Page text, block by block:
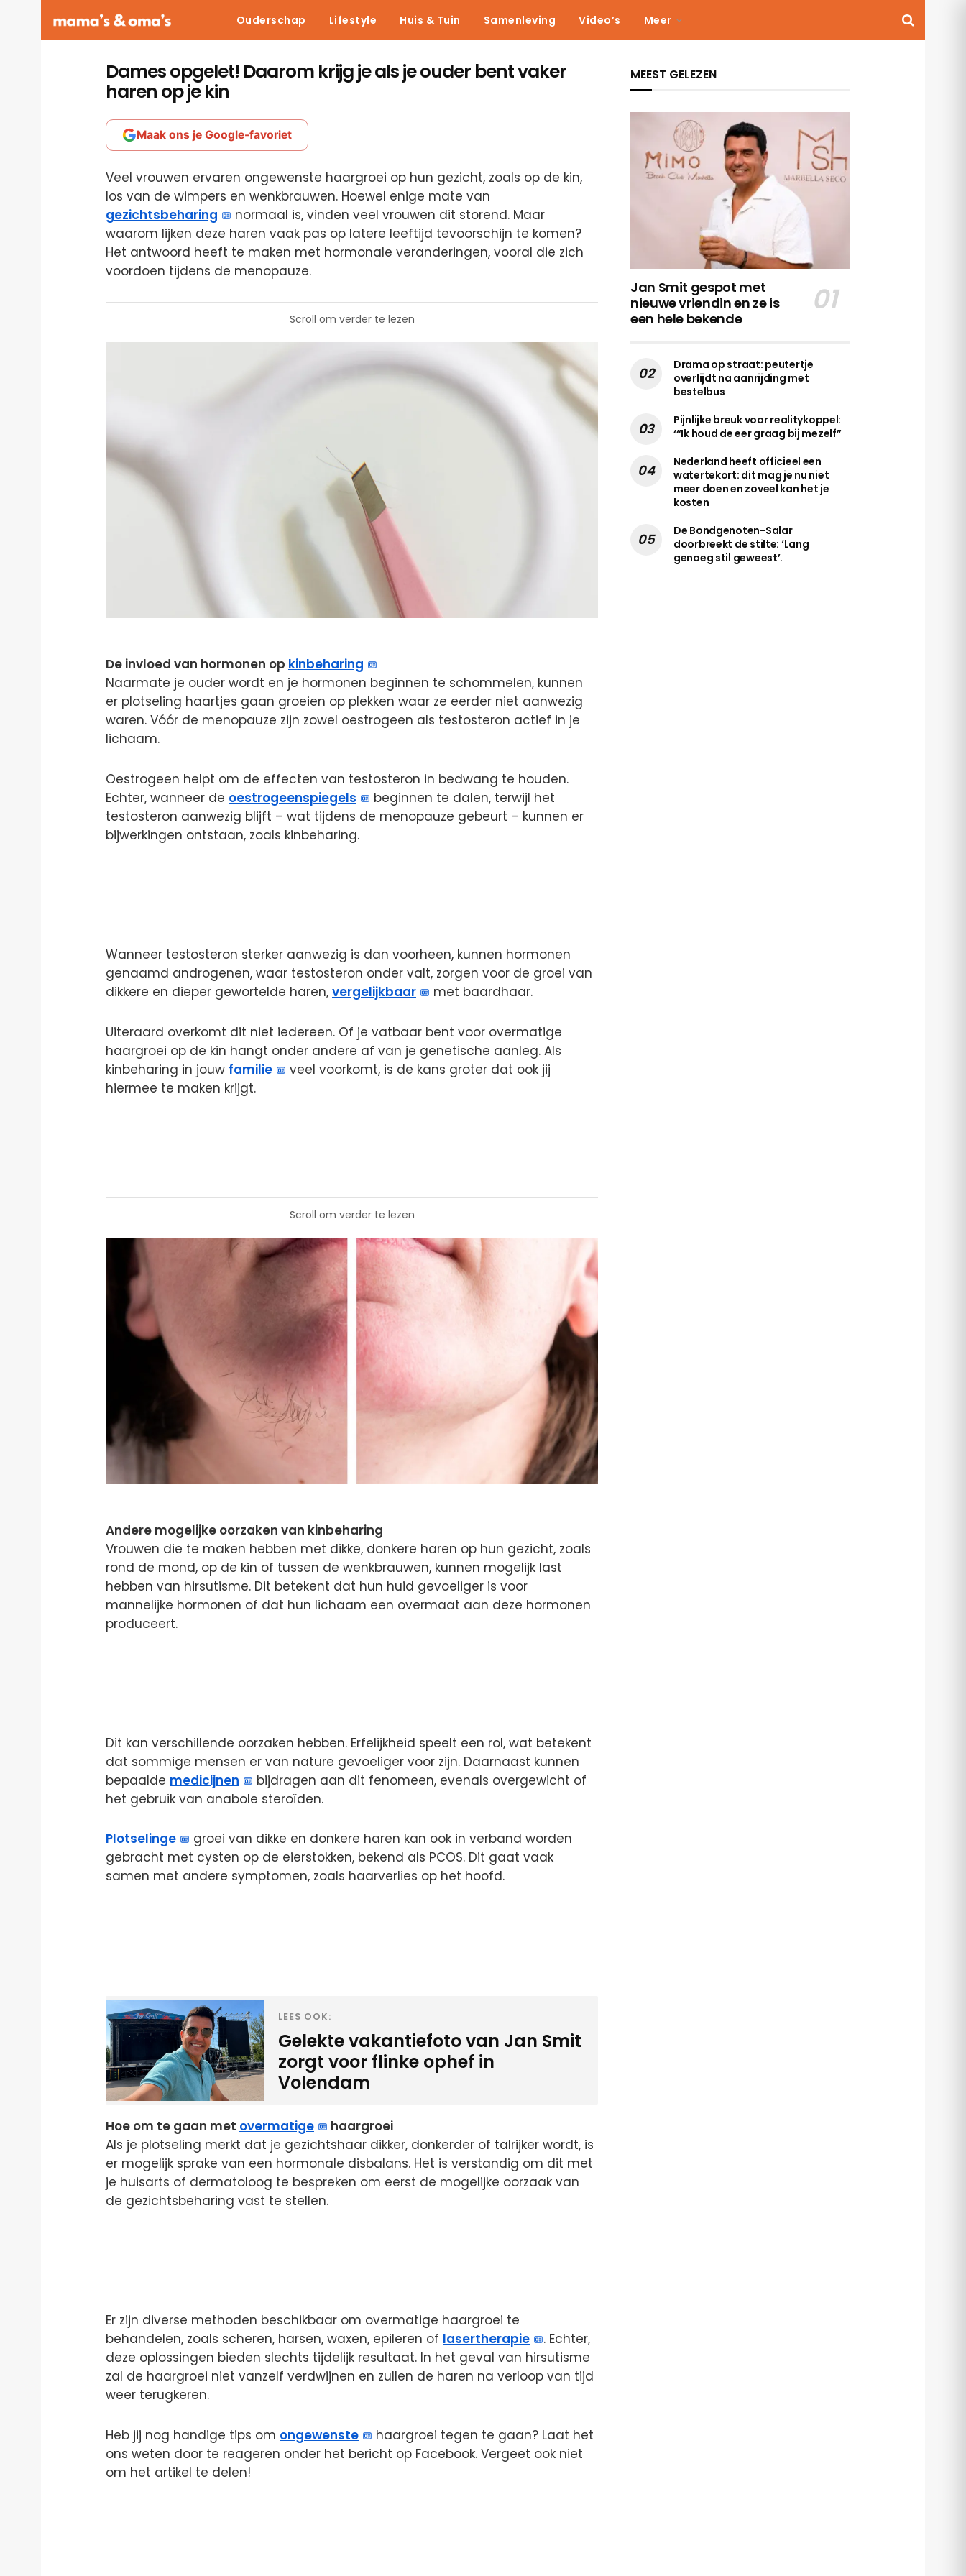
Ouderschap Lifestyle Huis & Tuin Samenleving Video’s Meer
Dames opgelet! Daarom krijg je als je ouder bent vaker
haren op je kin
Maak ons je Google-favoriet
Veel vrouwen ervaren ongewenste haargroei op hun gezicht, zoals op de kin,
los van de wimpers en wenkbrauwen. Hoewel enige mate van
gezichtsbeharing
normaal is, vinden veel vrouwen dit storend. Maar
waarom lijken deze haren vaak pas op latere leeftijd tevoorschijn te komen?
Het antwoord heeft te maken met hormonale veranderingen, vooral die zich
voordoen tijdens de menopauze.
Scroll om verder te lezen
De invloed van hormonen op kinbeharing
Naarmate je ouder wordt en je hormonen beginnen te schommelen, kunnen
er plotseling haartjes gaan groeien op plekken waar ze eerder niet aanwezig
waren. Vóór de menopauze zijn zowel oestrogeen als testosteron actief in je
lichaam.
Oestrogeen helpt om de effecten van testosteron in bedwang te houden.
Echter, wanneer de oestrogeenspiegels
beginnen te dalen, terwijl het
testosteron aanwezig blijft – wat tijdens de menopauze gebeurt – kunnen er
bijwerkingen ontstaan, zoals kinbeharing.
Wanneer testosteron sterker aanwezig is dan voorheen, kunnen hormonen
genaamd androgenen, waar testosteron onder valt, zorgen voor de groei van
dikkere en dieper gewortelde haren, vergelijkbaar met baardhaar.
Uiteraard overkomt dit niet iedereen. Of je vatbaar bent voor overmatige
haargroei op de kin hangt onder andere af van je genetische aanleg. Als
kinbeharing in jouw familie
veel voorkomt, is de kans groter dat ook jij
hiermee te maken krijgt.
Scroll om verder te lezen
Andere mogelijke oorzaken van kinbeharing
Vrouwen die te maken hebben met dikke, donkere haren op hun gezicht, zoals
rond de mond, op de kin of tussen de wenkbrauwen, kunnen mogelijk last
hebben van hirsutisme. Dit betekent dat hun huid gevoeliger is voor
mannelijke hormonen of dat hun lichaam een overmaat aan deze hormonen
produceert.
Dit kan verschillende oorzaken hebben. Erfelijkheid speelt een rol, wat betekent
dat sommige mensen er van nature gevoeliger voor zijn. Daarnaast kunnen
bepaalde medicijnen
bijdragen aan dit fenomeen, evenals overgewicht of
het gebruik van anabole steroïden.
Plotselinge
groei van dikke en donkere haren kan ook in verband worden
gebracht met cysten op de eierstokken, bekend als PCOS. Dit gaat vaak
samen met andere symptomen, zoals haarverlies op het hoofd.
LEES OOK:
Gelekte vakantiefoto van Jan Smit
zorgt voor flinke ophef in
Volendam
Hoe om te gaan met overmatige
haargroei
Als je plotseling merkt dat je gezichtshaar dikker, donkerder of talrijker wordt, is
er mogelijk sprake van een hormonale disbalans. Het is verstandig om dit met
je huisarts of dermatoloog te bespreken om eerst de mogelijke oorzaak van
de gezichtsbeharing vast te stellen.
Er zijn diverse methoden beschikbaar om overmatige haargroei te
behandelen, zoals scheren, harsen, waxen, epileren of lasertherapie
. Echter,
deze oplossingen bieden slechts tijdelijk resultaat. In het geval van hirsutisme
zal de haargroei niet vanzelf verdwijnen en zullen de haren na verloop van tijd
weer terugkeren.
Heb jij nog handige tips om ongewenste
haargroei tegen te gaan? Laat het
ons weten door te reageren onder het bericht op Facebook. Vergeet ook niet
om het artikel te delen!
MEEST GELEZEN
Jan Smit gespot met
nieuwe vriendin en ze is
een hele bekende
Drama op straat: peutertje
overlijdt na aanrijding met
bestelbus
Pijnlijke breuk voor realitykoppel:
‘“Ik houd de eer graag bij mezelf”
Nederland heeft officieel een
watertekort: dit mag je nu niet
meer doen en zoveel kan het je
kosten
De Bondgenoten-Salar
doorbreekt de stilte: ‘Lang
genoeg stil geweest’.